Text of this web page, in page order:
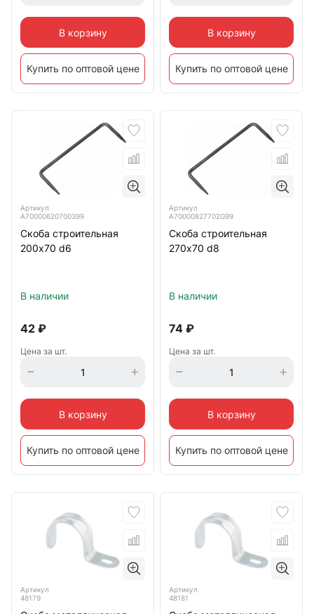
В корзину
Купить по оптовой цене
В корзину
Купить по оптовой цене
Артикул
А70000620700399
Скоба строительная
200х70 d6
В наличии
42 ₽
Цена за шт.
В корзину
Купить по оптовой цене
Артикул
А70000827702G99
Скоба строительная
270х70 d8
В наличии
74 ₽
Цена за шт.
В корзину
Купить по оптовой цене
Артикул
48179
Артикул
48181